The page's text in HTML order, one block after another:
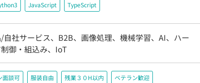
JavaScript TypeScript
自社サービス、B2B、画像処理、機械学習、AI、ハー
御・組込み、IoT
面談可 服装自由 残業３０H以内 ベテラン歓迎